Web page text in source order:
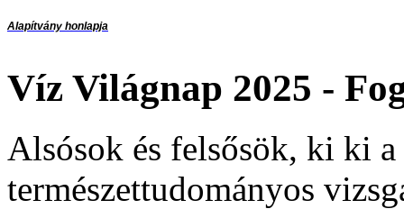
Alapítvány honlapja
Víz Világnap 2025 -
Alsósok és felsősök, ki ki
természettudományos